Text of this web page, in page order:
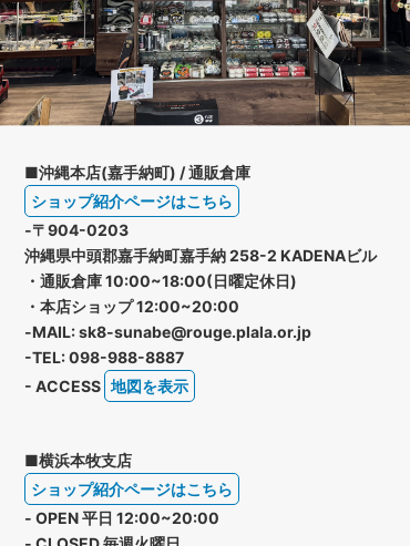
■沖縄本店(嘉手納町) / 通販倉庫
ショップ紹介ページはこちら
-〒904-0203
沖縄県中頭郡嘉手納町嘉手納 258-2 KADENAビル
・通販倉庫 10:00~18:00(日曜定休日)
・本店ショップ 12:00~20:00
-MAIL: sk8-sunabe@rouge.plala.or.jp
-TEL: 098-988-8887
- ACCESS 地図を表示
■横浜本牧支店
ショップ紹介ページはこちら
- OPEN 平日 12:00~20:00